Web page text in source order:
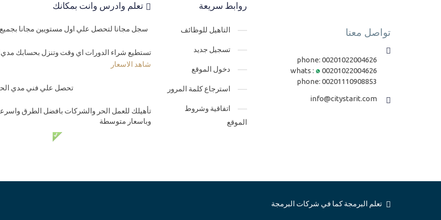
تواصل معنا
phone: 00201022004626
whats :
00201022004626
phone: 00201110908853
info@citystarit.com
روابط سريعة
التاهيل للوظائف
تسجيل جديد
دخول الموقع
استرجاع كلمة المرور
اتفاقية وشروط
الموقع
تعلم وادرس وانت بمكانك
سجل مجانا لتحصل علي اول مستويين مجانا بجميع
تستطيع شراء الدورات اي وقت وتنزل بحسابك مدي
شاهد الاسعار
تحصل علي فني مدي
تأهيلك للعمل الحر والشركات بافضل الطرق
وباسعار متوسطة
تعلم البرمجة كما في شركات البرمجة